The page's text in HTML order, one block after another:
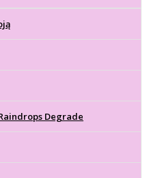
Degrade